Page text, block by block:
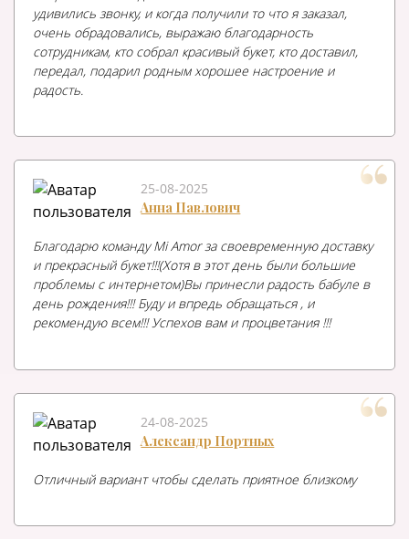
удивились звонку, и когда получили то что я заказал,
очень обрадовались, выражаю благодарность
сотрудникам, кто собрал красивый букет, кто доставил,
передал, подарил родным хорошее настроение и
радость.
25-08-2025
Анна Павлович
Благодарю команду Mi Amor за своевременную доставку
и прекрасный букет!!!(Хотя в этот день были большие
проблемы с интернетом)Вы принесли радость бабуле в
день рождения!!! Буду и впредь обращаться , и
рекомендую всем!!! Успехов вам и процветания !!!
24-08-2025
Александр Портных
Отличный вариант чтобы сделать приятное близкому